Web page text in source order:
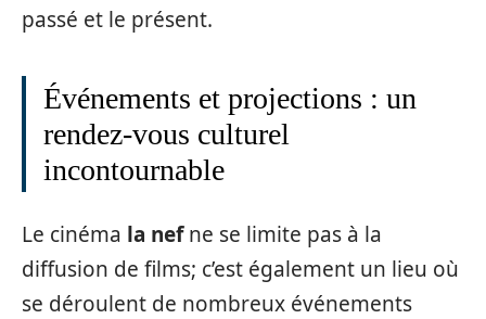
passé et le présent.
Événements et projections : un
rendez-vous culturel
incontournable
Le cinéma la nefne se limite pas à la
diffusion de films; c’est également un lieu où
se déroulent de nombreux événements